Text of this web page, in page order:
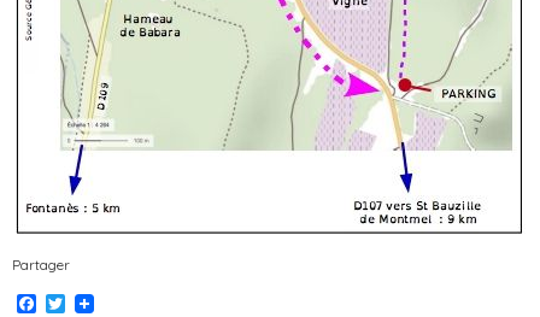
Partager
Facebook
Twitter